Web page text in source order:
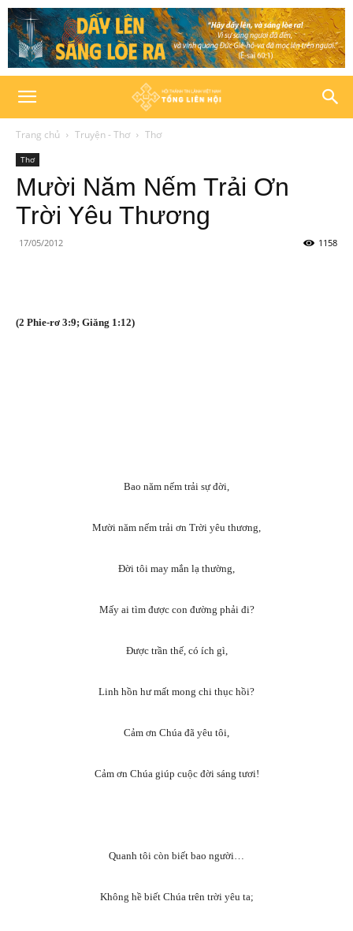
Trang chủ Truyện - Thơ Thơ
Thơ
Mười Năm Nếm Trải Ơn
Trời Yêu Thương
17/05/2012 1158
(2 Phie-rơ 3:9; Giăng 1:12)
Bao năm nếm trải sự đời,
Mười năm nếm trải ơn Trời yêu thương,
Đời tôi may mắn lạ thường,
Mấy ai tìm được con đường phải đi?
Được trần thế, có ích gì,
Linh hồn hư mất mong chi thục hồi?
Cảm ơn Chúa đã yêu tôi,
Cảm ơn Chúa giúp cuộc đời sáng tươi!
Quanh tôi còn biết bao người…
Không hề biết Chúa trên trời yêu ta;